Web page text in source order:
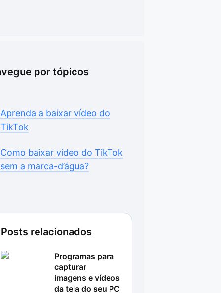
por tópicos
Aprenda a baixar vídeo do
TikTok
Como baixar vídeo do TikTok
sem a marca-d’água?
Posts relacionados
Programas para
capturar
imagens e vídeos
da tela do seu PC